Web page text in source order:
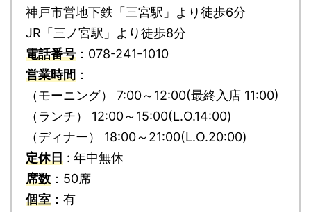
神戸市営地下鉄「三宮駅」より徒歩6分
JR「三ノ宮駅」より徒歩8分
電話番号 ：078-241-1010
営業時間 ：
（モーニング） 7:00～12:00(最終入店 11:00)
（ランチ） 12:00～15:00(L.O.14:00)
（ディナー） 18:00～21:00(L.O.20:00)
定休日 : 年中無休
席数 ：50席
個室 ：有